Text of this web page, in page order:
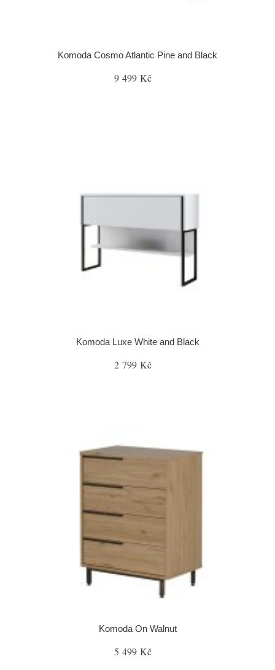
Komoda Cosmo Atlantic Pine and Black
9 499 Kč
Komoda Luxe White and Black
2 799 Kč
Komoda On Walnut
5 499 Kč